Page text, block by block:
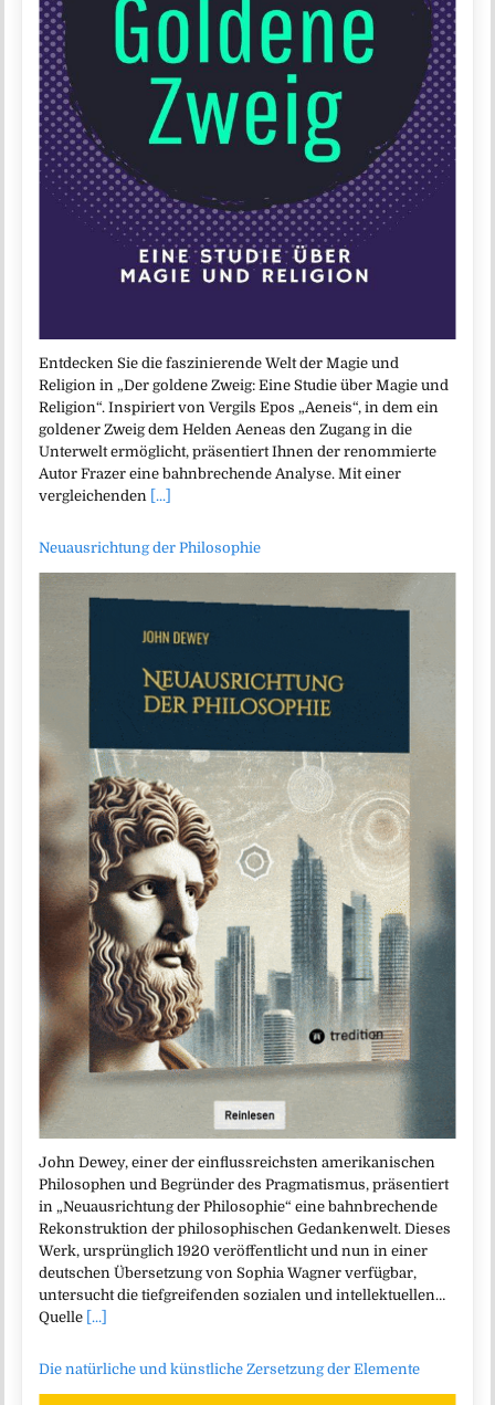
Entdecken Sie die faszinierende Welt der Magie und
Religion in „Der goldene Zweig: Eine Studie über Magie und
Religion“. Inspiriert von Vergils Epos „Aeneis“, in dem ein
goldener Zweig dem Helden Aeneas den Zugang in die
Unterwelt ermöglicht, präsentiert Ihnen der renommierte
Autor Frazer eine bahnbrechende Analyse. Mit einer
vergleichenden [...]
Neuausrichtung der Philosophie
John Dewey, einer der einflussreichsten amerikanischen
Philosophen und Begründer des Pragmatismus, präsentiert
in „Neuausrichtung der Philosophie“ eine bahnbrechende
Rekonstruktion der philosophischen Gedankenwelt. Dieses
Werk, ursprünglich 1920 veröffentlicht und nun in einer
deutschen Übersetzung von Sophia Wagner verfügbar,
untersucht die tiefgreifenden sozialen und intellektuellen…
Quelle [...]
Die natürliche und künstliche Zersetzung der Elemente